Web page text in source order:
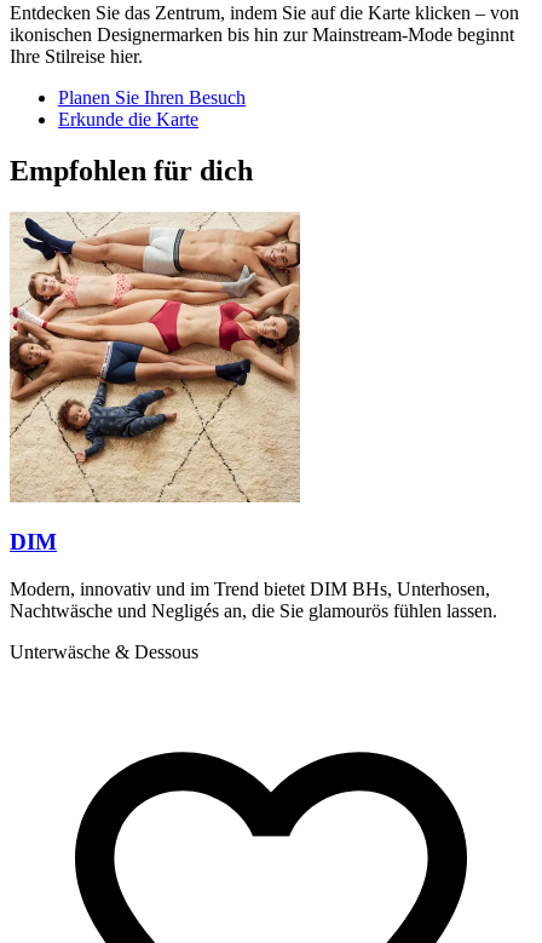
Entdecken Sie das Zentrum, indem Sie auf die Karte klicken – von
ikonischen Designermarken bis hin zur Mainstream-Mode beginnt
Ihre Stilreise hier.
Planen Sie Ihren Besuch
Erkunde die Karte
Empfohlen für dich
DIM
Modern, innovativ und im Trend bietet DIM BHs, Unterhosen,
Nachtwäsche und Negligés an, die Sie glamourös fühlen lassen.
Unterwäsche & Dessous